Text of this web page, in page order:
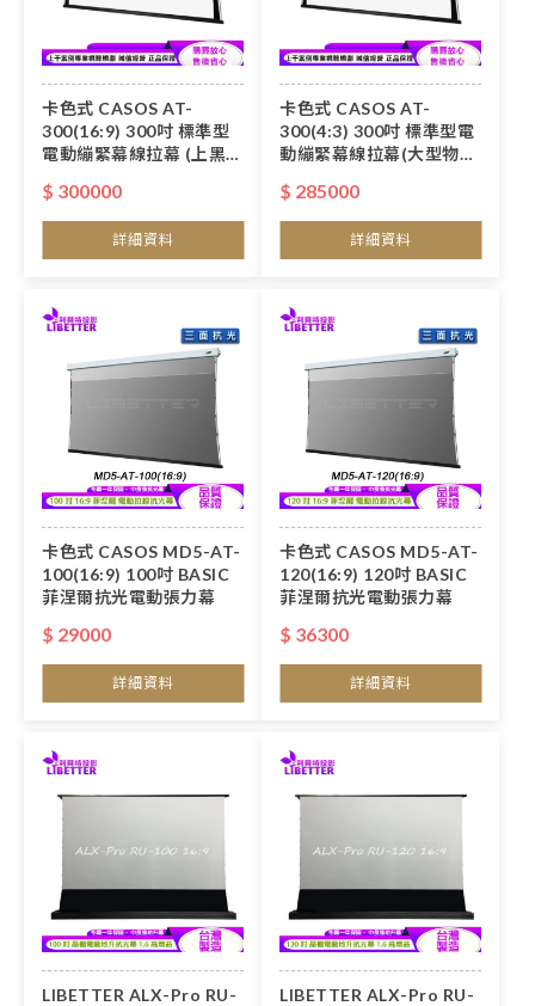
卡色式 CASOS AT-
300(16:9) 300吋 標準型
電動繃緊幕線拉幕 (上黑
計)
$ 300000
詳細資料
卡色式 CASOS AT-
300(4:3) 300吋 標準型電
動繃緊幕線拉幕(大型物品
$ 285000
詳細資料
卡色式 CASOS MD5-AT-
100(16:9) 100吋 BASIC
菲涅爾抗光電動張力幕
$ 29000
詳細資料
卡色式 CASOS MD5-AT-
120(16:9) 120吋 BASIC
菲涅爾抗光電動張力幕
$ 36300
詳細資料
LIBETTER ALX-Pro RU-
LIBETTER ALX-Pro RU-